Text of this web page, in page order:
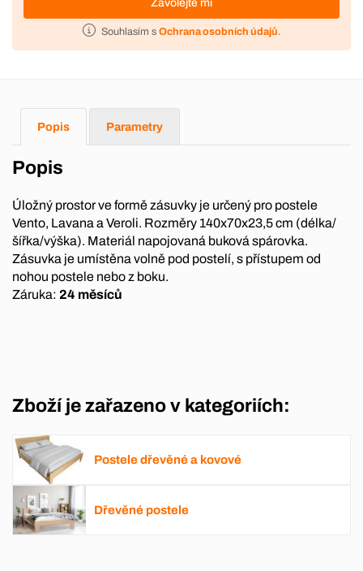
Zavolejte mi
Souhlasím s Ochrana osobních údajů.
Popis Parametry
Popis
Úložný prostor ve formě zásuvky je určený pro postele
Vento, Lavana a Veroli. Rozměry 140x70x23,5 cm (délka/
šířka/výška). Materiál napojovaná buková spárovka.
Zásuvka je umístěna volně pod postelí, s přístupem od
nohou postele nebo z boku.
Záruka: 24 měsíců
Zboží je zařazeno v kategoriích:
Postele dřevěné a kovové
Dřevěné postele